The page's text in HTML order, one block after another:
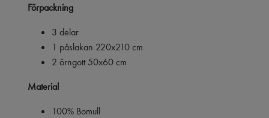
Förpackning
3 delar
1 påslakan 220x210 cm
2 örngott 50x60 cm
Material
100% Bomull